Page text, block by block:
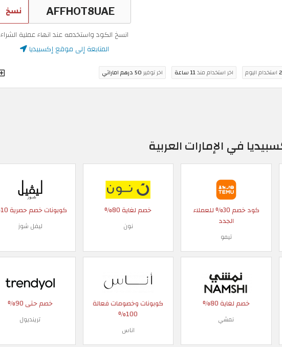
نسخ
انسخ الكود واستخدمه عند انهاء عملية الشراء
المتابعة إلى موقع إكسبيديا
استخدام اليوم اخر استخدام منذ11 ساعة اخر توفير50 درهم اماراتي
في الإمارات العربية
كود خصم 30% للعملاء
الجدد
تيمو
خصم لغاية 80%
نون
كوبونات خصم حصرية 10%
ليفل شوز
خصم لغاية 80%
نمشي
كوبونات وخصومات فعالة
100%
اناس
خصم حتى 90%
ترينديول